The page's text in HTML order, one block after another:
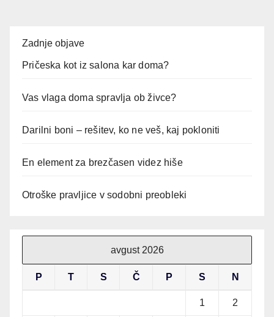
Zadnje objave
Pričeska kot iz salona kar doma?
Vas vlaga doma spravlja ob živce?
Darilni boni – rešitev, ko ne veš, kaj pokloniti
En element za brezčasen videz hiše
Otroške pravljice v sodobni preobleki
avgust 2026
P T S Č P S N
1 2